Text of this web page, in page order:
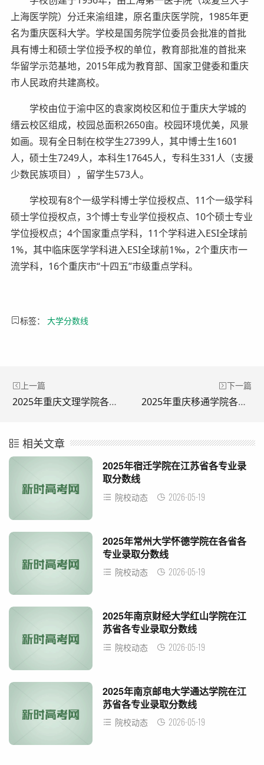
上海医学院）分迁来渝组建，原名重庆医学院，1985年更
名为重庆医科大学。学校是国务院学位委员会批准的首批
具有博士和硕士学位授予权的单位，教育部批准的首批来
华留学示范基地，2015年成为教育部、国家卫健委和重庆
市人民政府共建高校。
学校由位于渝中区的袁家岗校区和位于重庆大学城的
缙云校区组成，校园总面积2650亩。校园环境优美，风景
如画。现有全日制在校学生27399人，其中博士生1601
人，硕士生7249人，本科生17645人，专科生331人（支援
少数民族项目），留学生573人。
学校现有8个一级学科博士学位授权点、11个一级学科
硕士学位授权点，3个博士专业学位授权点、10个硕士专业
学位授权点；4个国家重点学科，11个学科进入ESI全球前
1%，其中临床医学学科进入ESI全球前1‰，2个重庆市一
流学科，16个重庆市“十四五”市级重点学科。
标签： 大学分数线
上一篇
2025年重庆文理学院各省录取分数线及位次一览表
下一篇
2025年重庆移通学院各省录取分数线及位次一览表
相关文章
2025年宿迁学院在江苏省各专业录
取分数线
院校动态 2026-05-19
2025年常州大学怀德学院在各省各
专业录取分数线
院校动态 2026-05-19
2025年南京财经大学红山学院在江
苏省各专业录取分数线
院校动态 2026-05-19
2025年南京邮电大学通达学院在江
苏省各专业录取分数线
院校动态 2026-05-19